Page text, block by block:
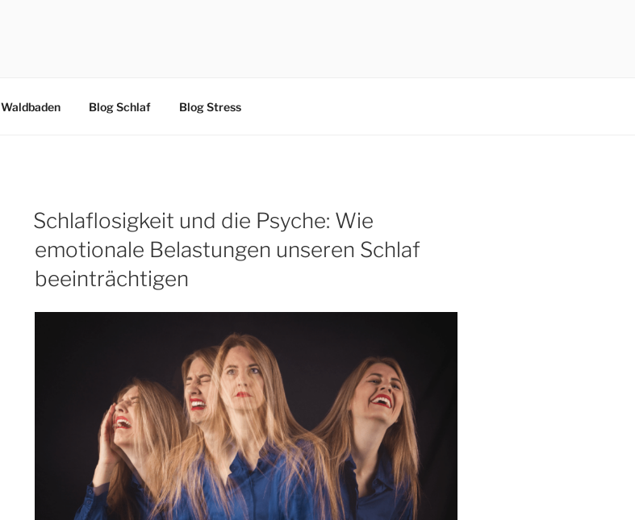
Waldbaden Blog Schlaf Blog Stress
Schlaflosigkeit und die Psyche: Wie
emotionale Belastungen unseren Schlaf
beeinträchtigen